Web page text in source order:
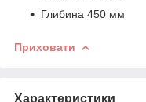
Глибина 450 мм
Приховати
Характеристики